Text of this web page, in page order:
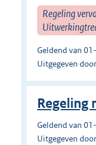
Regeling
Geldend van
Uitgegeven
Regeling
Geldend van
Uitgegeven